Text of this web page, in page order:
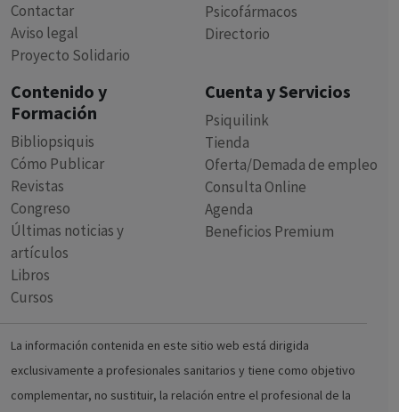
Contactar
Aviso legal
Proyecto Solidario
Psicofármacos
Directorio
Contenido y
Formación
Bibliopsiquis
Cómo Publicar
Revistas
Congreso
Últimas noticias y
artículos
Libros
Cursos
Cuenta y Servicios
Psiquilink
Tienda
Oferta/Demada de empleo
Consulta Online
Agenda
Beneficios Premium
La información contenida en este sitio web está dirigida
exclusivamente a profesionales sanitarios y tiene como objetivo
complementar, no sustituir, la relación entre el profesional de la